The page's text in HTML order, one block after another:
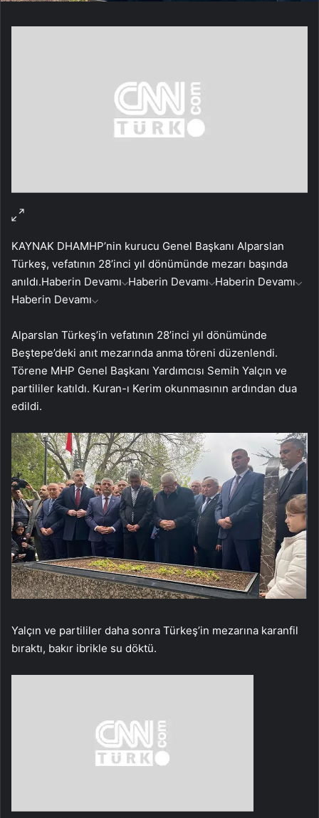
KAYNAK DHAMHP’nin kurucu Genel Başkanı Alparslan
Türkeş, vefatının 28’inci yıl dönümünde mezarı başında
anıldı.Haberin Devamı Haberin Devamı Haberin Devamı
Haberin Devamı
Alparslan Türkeş’in vefatının 28’inci yıl dönümünde
Beştepe’deki anıt mezarında anma töreni düzenlendi.
Törene MHP Genel Başkanı Yardımcısı Semih Yalçın ve
partililer katıldı. Kuran-ı Kerim okunmasının ardından dua
edildi.
Yalçın ve partililer daha sonra Türkeş’in mezarına karanfil
bıraktı, bakır ibrikle su döktü.